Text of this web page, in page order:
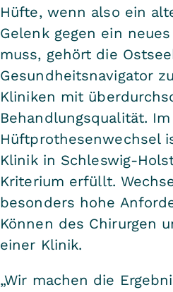
Hüfte, wenn also ein
Gelenk gegen ein
muss, gehört die
Gesundheitsnavigator
Kliniken mit
Behandlungsqualität.
Hüftprothesenwechsel
Klinik in Schleswig-
Kriterium erfüllt.
besonders hohe
Können des Chirurgen
einer Klinik.
„Wir machen die